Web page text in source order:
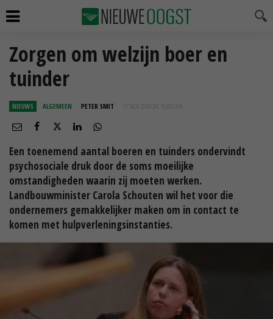
Zorgen om welzijn boer en
tuinder
NIEUWS ALGEMEEN PETER SMIT 17 NOV 2018 OM 19:05
Een toenemend aantal boeren en tuinders ondervindt
psychosociale druk door de soms moeilijke
omstandigheden waarin zij moeten werken.
Landbouwminister Carola Schouten wil het voor die
ondernemers gemakkelijker maken om in contact te
komen met hulpverleningsinstanties.